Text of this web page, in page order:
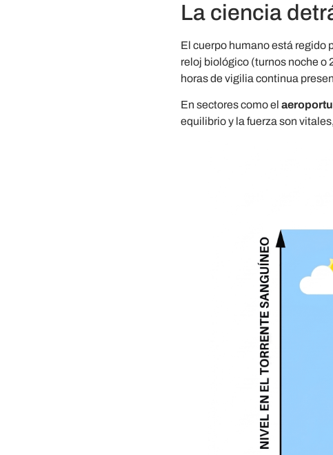
La ciencia
El cuerpo humano está regido
reloj biológico (turnos noche o
horas de vigilia continua
En sectores como el
equilibrio y la fuerza son